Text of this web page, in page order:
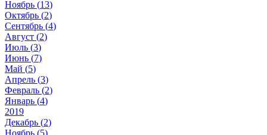
Ноябрь (13)
Октябрь (2)
Сентябрь (4)
Август (2)
Июль (3)
Июнь (7)
Май (5)
Апрель (3)
Февраль (2)
Январь (4)
2019
Декабрь (2)
Ноябрь (5)